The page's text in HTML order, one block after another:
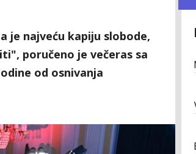
je najveću kapiju slobode,
poručeno je večeras sa
od osnivanja